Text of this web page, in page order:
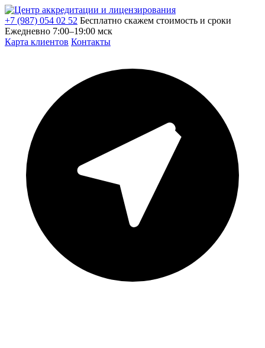
+7 (987) 054 02 52 Бесплатно скажем стоимость и сроки
Ежедневно 7:00–19:00 мск
Карта клиентов Контакты